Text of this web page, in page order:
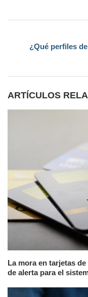
¿Qué perfiles
ARTÍCULOS
La mora en tarjetas
de alerta para el